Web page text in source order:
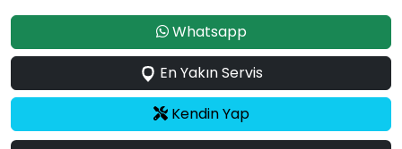
Whatsapp
En Yakın Servis
Kendin Yap